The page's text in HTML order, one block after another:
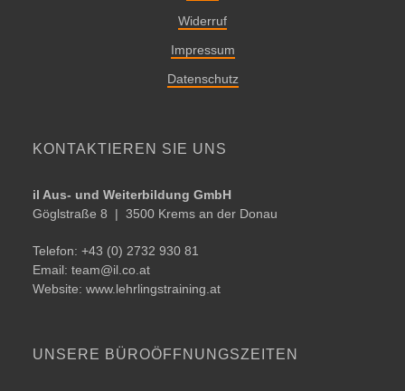
Widerruf
Impressum
Datenschutz
KONTAKTIEREN SIE UNS
il Aus- und Weiterbildung GmbH
Göglstraße 8 | ­­3500 Krems an der Donau
Telefon: +43 (0) 2732 930 81
Email: team@​il.​co.​at
Website: www.lehrlingstraining.at
UNSERE BÜRO­ÖFFNUNGSZEITEN